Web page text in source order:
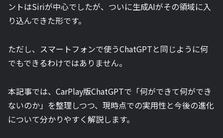
ントはSiriが中心でしたが、ついに生成AIがその領域に入
り込んできた形です。
ただし、スマートフォンで使うChatGPTと同じように何
でもできるわけではありません。
本記事では、CarPlay版ChatGPTで「何ができて何ができ
ないのか」を整理しつつ、現時点での実用性と今後の進化
について分かりやすく解説します。